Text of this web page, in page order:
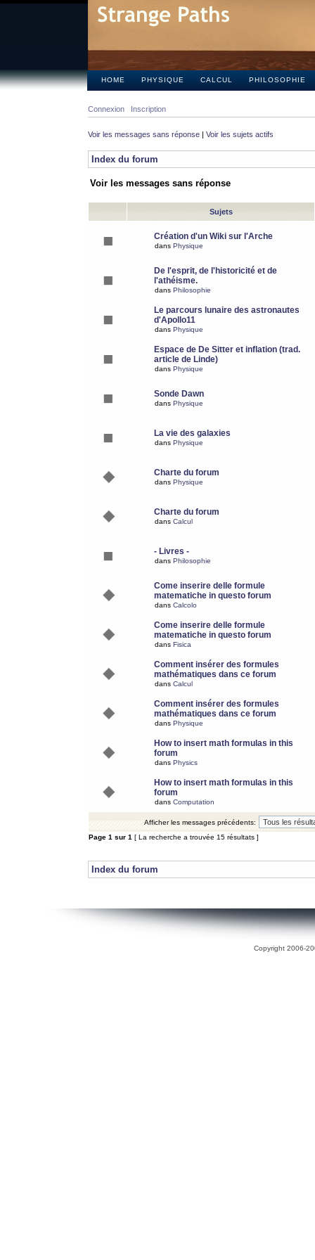
HOME PHYSIQUE CALCUL PHILOSOPHIE
Connexion Inscription
Voir les messages sans réponse | Voir les sujets actifs
Index du forum
Voir les messages sans réponse
Sujets
Création d'un Wiki sur l'Arche
dans Physique
De l'esprit, de l'historicité et de
l'athéisme.
dans Philosophie
Le parcours lunaire des astronautes
d'Apollo11
dans Physique
Espace de De Sitter et inflation (trad.
article de Linde)
dans Physique
Sonde Dawn
dans Physique
La vie des galaxies
dans Physique
Charte du forum
dans Physique
Charte du forum
dans Calcul
- Livres -
dans Philosophie
Come inserire delle formule
matematiche in questo forum
dans Calcolo
Come inserire delle formule
matematiche in questo forum
dans Fisica
Comment insérer des formules
mathématiques dans ce forum
dans Calcul
Comment insérer des formules
mathématiques dans ce forum
dans Physique
How to insert math formulas in this
forum
dans Physics
How to insert math formulas in this
forum
dans Computation
Afficher les messages précédents:
Page 1 sur 1 [ La recherche a trouvée 15 résultats ]
Index du forum
Copyright 2006-